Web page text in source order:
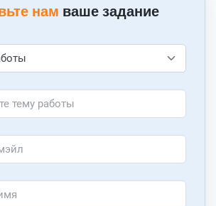
нам ваше задание